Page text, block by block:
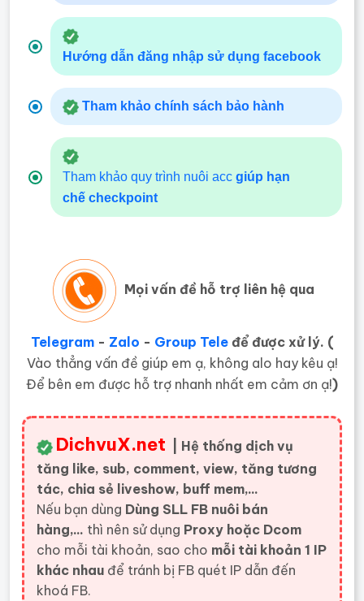
Hướng dẫn đăng nhập sử dụng facebook
Tham khảo chính sách bảo hành
Tham khảo quy trình nuôi acc giúp hạn
chế checkpoint
Mọi vấn đề hỗ trợ liên hệ qua
Telegram- Zalo - Group Teleđể được xử lý. (
Vào thẳng vấn đề giúp em ạ, không alo hay kêu ạ!
Để bên em được hỗ trợ nhanh nhất em cảm ơn ạ!)
DichvuX.net | Hệ thống dịch vụ
tăng like, sub, comment, view, tăng tương
tác, chia sẻ liveshow, buff mem,...
Nếu bạn dùng Dùng SLL FB nuôi bán
hàng,... thì nên sử dụng Proxy hoặc Dcom
cho mỗi tài khoản, sao cho mỗi tài khoản 1 IP
khác nhau để tránh bị FB quét IP dẫn đến
khoá FB.